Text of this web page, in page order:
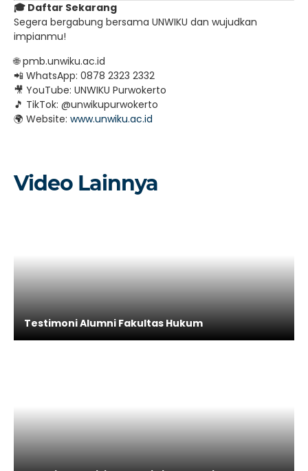
🎓 Daftar Sekarang
Segera bergabung bersama UNWIKU dan wujudkan
impianmu!
🌐 pmb.unwiku.ac.id
📲 WhatsApp: 0878 2323 2332
🎥 YouTube: UNWIKU Purwokerto
🎵 TikTok: @unwikupurwokerto
🌍 Website: www.unwiku.ac.id
Video Lainnya
Testimoni Alumni Fakultas Hukum